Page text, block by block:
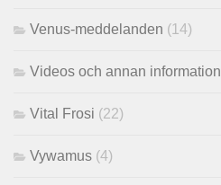
Venus-meddelanden (14)
Videos och annan information
Vital Frosi (22)
Vywamus (4)